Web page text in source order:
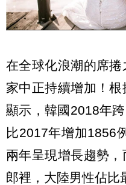
在全球化浪潮的席
家中正持續增加！
顯示，韓國2018年
比2017年增加1856
兩年呈現增長趨勢
郎裡，大陸男性佔比